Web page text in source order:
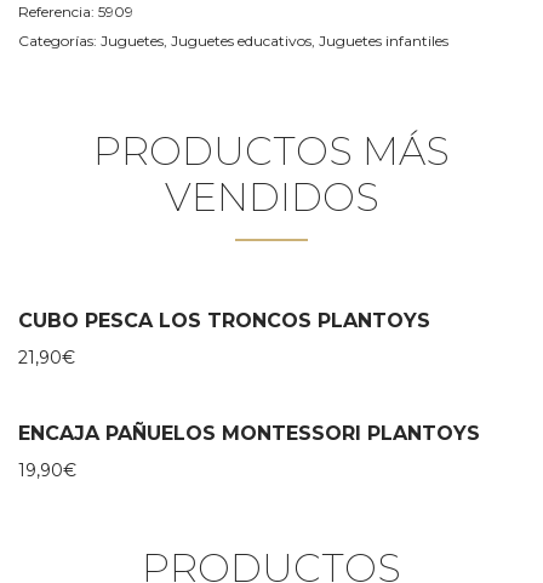
Referencia: 5909
Categorías: Juguetes Juguetes educativos Juguetes infantiles
PRODUCTOS MÁS
VENDIDOS
CUBO PESCA LOS TRONCOS PLANTOYS
21,90€
ENCAJA PAÑUELOS MONTESSORI PLANTOYS
19,90€
PRODUCTOS